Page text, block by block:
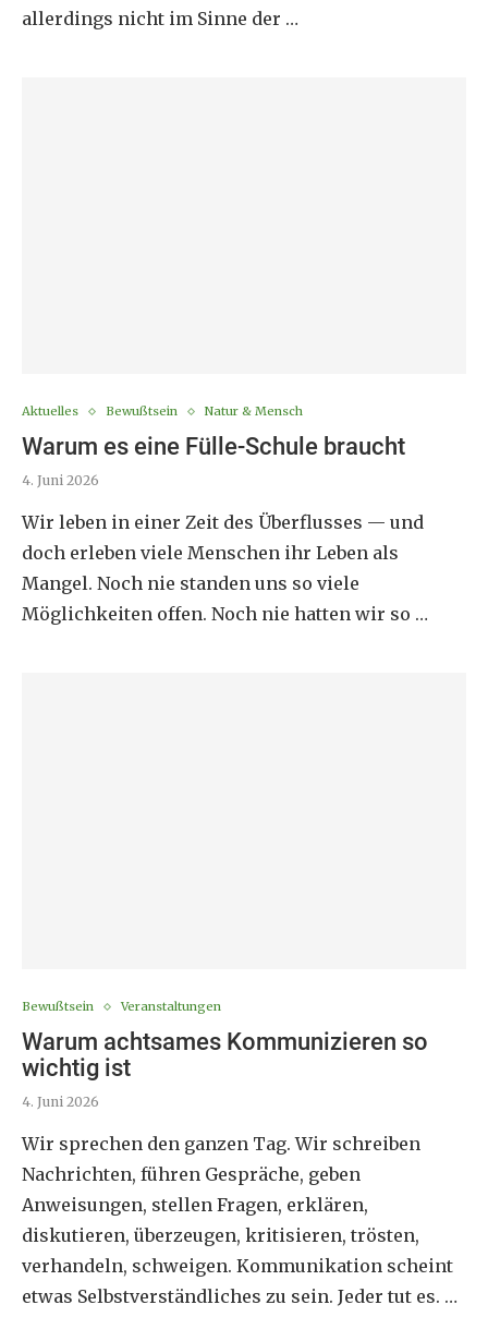
allerdings nicht im Sinne der …
Aktuelles Bewußtsein Natur & Mensch
Warum es eine Fülle-Schule braucht
4. Juni 2026
Wir leben in einer Zeit des Überflusses — und
doch erleben viele Menschen ihr Leben als
Mangel. Noch nie standen uns so viele
Möglichkeiten offen. Noch nie hatten wir so …
Bewußtsein Veranstaltungen
Warum achtsames Kommunizieren so
wichtig ist
4. Juni 2026
Wir sprechen den ganzen Tag. Wir schreiben
Nachrichten, führen Gespräche, geben
Anweisungen, stellen Fragen, erklären,
diskutieren, überzeugen, kritisieren, trösten,
verhandeln, schweigen. Kommunikation scheint
etwas Selbstverständliches zu sein. Jeder tut es. …